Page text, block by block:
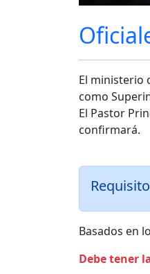
El ministerio
como
El Pastor
confirmará.
Basados en
Debe tener